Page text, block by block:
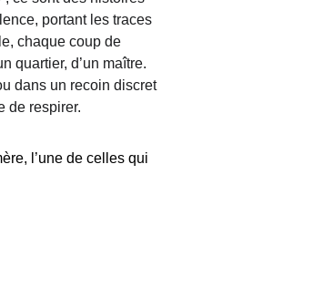
portant les traces
chaque coup de
quartier, d’un maître.
dans un recoin discret
de respirer.
l’une de celles qui